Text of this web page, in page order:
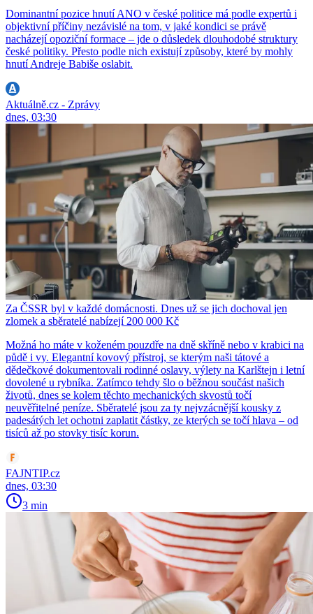
Dominantní pozice hnutí ANO v české politice má podle expertů i
objektivní příčiny nezávislé na tom, v jaké kondici se právě
nacházejí opoziční formace – jde o důsledek dlouhodobé struktury
české politiky. Přesto podle nich existují způsoby, které by mohly
hnutí Andreje Babiše oslabit.
Aktuálně.cz - Zprávy
dnes, 03:30
Za ČSSR byl v každé domácnosti. Dnes už se jich dochoval jen
zlomek a sběratelé nabízejí 200 000 Kč
Možná ho máte v koženém pouzdře na dně skříně nebo v krabici na
půdě i vy. Elegantní kovový přístroj, se kterým naši tátové a
dědečkové dokumentovali rodinné oslavy, výlety na Karlštejn i letní
dovolené u rybníka. Zatímco tehdy šlo o běžnou součást našich
životů, dnes se kolem těchto mechanických skvostů točí
neuvěřitelné peníze. Sběratelé jsou za ty nejvzácnější kousky z
padesátých let ochotni zaplatit částky, ze kterých se točí hlava – od
tisíců až po stovky tisíc korun.
FAJNTIP.cz
dnes, 03:30
3 min